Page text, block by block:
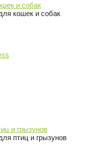
и собак
кошек и собак
и грызунов
птиц и грызунов